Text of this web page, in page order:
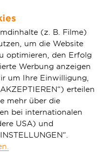
in Sulzbach (Taunus)
(z. B. Filme)
um die Website
optimieren, den Erfolg
Werbung anzeigen
um Ihre Einwilligung,
erteilen
mehr über die
bei internationalen
USA) und